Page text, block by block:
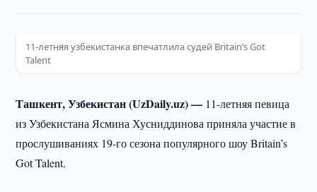
11-летняя узбекистанка впечатлила судей Britain’s Got
Talent
Ташкент, Узбекистан (UzDaily.uz) — 11-летняя певица
из Узбекистана Ясмина Хусниддинова приняла участие в
прослушиваниях 19-го сезона популярного шоу Britain’s
Got Talent.